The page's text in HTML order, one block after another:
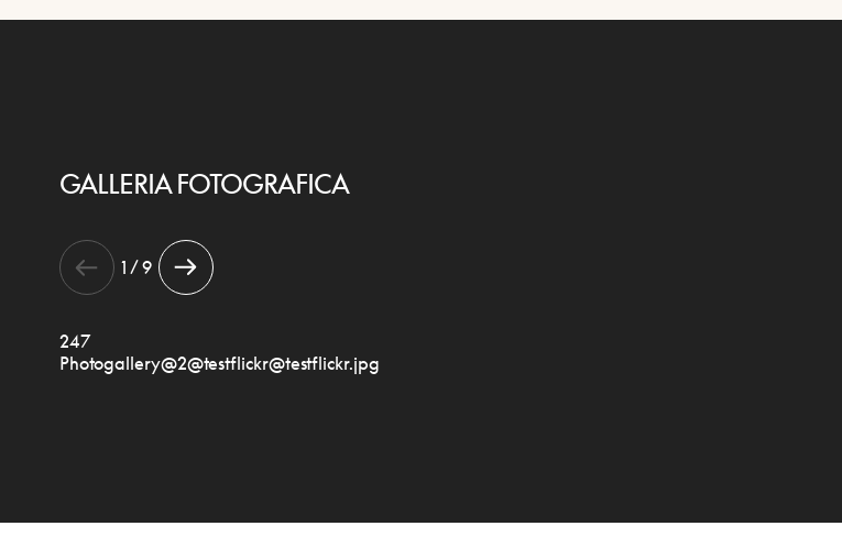
GALLERIA FOTOGRAFICA
1 / 9
247
Photogallery@2@testflickr@testflickr.jpg